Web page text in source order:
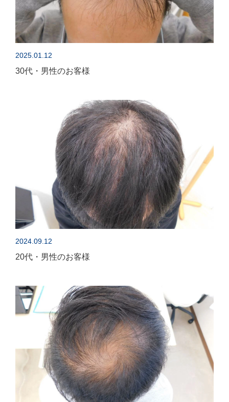
2025.01.12
30代・男性のお客様
2024.09.12
20代・男性のお客様